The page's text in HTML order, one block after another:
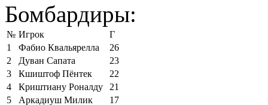
Бомбардиры:
№ Игрок
Г
1
Фабио Квальярелла
26
2
Дуван Сапата
23
3
Кшиштоф Пёнтек
22
4
Криштиану Роналду
21
5
Аркадиуш Милик
17